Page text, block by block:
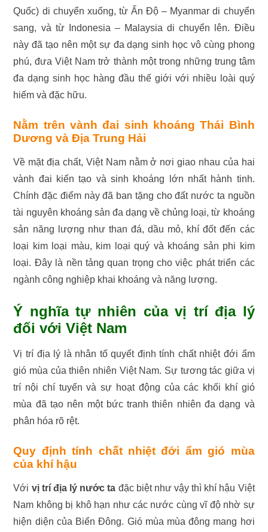
Quốc) di chuyển xuống, từ Ấn Độ – Myanmar di chuyển
sang, và từ Indonesia – Malaysia di chuyển lên. Điều
này đã tạo nên một sự đa dạng sinh học vô cùng phong
phú, đưa Việt Nam trở thành một trong những trung tâm
đa dạng sinh học hàng đầu thế giới với nhiều loài quý
hiếm và đặc hữu.
Nằm trên vành đai sinh khoáng Thái Bình
Dương và Địa Trung Hải
Về mặt địa chất, Việt Nam nằm ở nơi giao nhau của hai
vành đai kiến tạo và sinh khoáng lớn nhất hành tinh.
Chính đặc điểm này đã ban tặng cho đất nước ta nguồn
tài nguyên khoáng sản đa dạng về chủng loại, từ khoáng
sản năng lượng như than đá, dầu mỏ, khí đốt đến các
loại kim loại màu, kim loại quý và khoáng sản phi kim
loại. Đây là nền tảng quan trọng cho việc phát triển các
ngành công nghiệp khai khoáng và năng lượng.
Ý nghĩa tự nhiên của vị trí địa lý
đối với Việt Nam
Vị trí địa lý là nhân tố quyết định tính chất nhiệt đới ẩm
gió mùa của thiên nhiên Việt Nam. Sự tương tác giữa vị
trí nội chí tuyến và sự hoạt động của các khối khí gió
mùa đã tạo nên một bức tranh thiên nhiên đa dạng và
phân hóa rõ rệt.
Quy định tính chất nhiệt đới ẩm gió mùa
của khí hậu
Với vị trí địa lý nước ta đặc biệt như vậy thì khí hậu Việt
Nam không bị khô hạn như các nước cùng vĩ độ nhờ sự
hiện diện của Biển Đông. Gió mùa mùa đông mang hơi